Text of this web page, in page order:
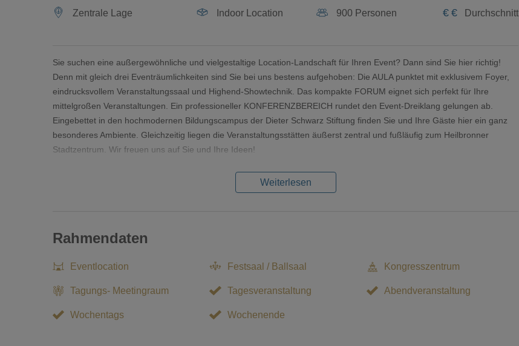
Zentrale Lage Indoor Location 900 Personen € € Durchschnitt
Sie suchen eine außergewöhnliche und vielgestaltige Location-Landschaft für Ihren Event? Dann sind Sie hier richtig!
Denn mit gleich drei Eventräumlichkeiten sind Sie bei uns bestens aufgehoben: Die AULA punktet mit exklusivem Foyer,
eindrucksvollem Veranstaltungssaal und Highend-Showtechnik. Das kompakte FORUM eignet sich perfekt für Ihre
mittelgroßen Veranstaltungen. Ein professioneller KONFERENZBEREICH rundet den Event-Dreiklang gelungen ab.
Eingebettet in den hochmodernen Bildungscampus der Dieter Schwarz Stiftung finden Sie und Ihre Gäste hier ein ganz
besonderes Ambiente. Gleichzeitig liegen die Veranstaltungsstätten äußerst zentral und fußläufig zum Heilbronner
Stadtzentrum. Wir freuen uns auf Sie und Ihre Ideen!
Weiterlesen
Rahmendaten
Eventlocation Festsaal / Ballsaal Kongresszentrum
Tagungs- Meetingraum Tagesveranstaltung Abendveranstaltung
Wochentags Wochenende